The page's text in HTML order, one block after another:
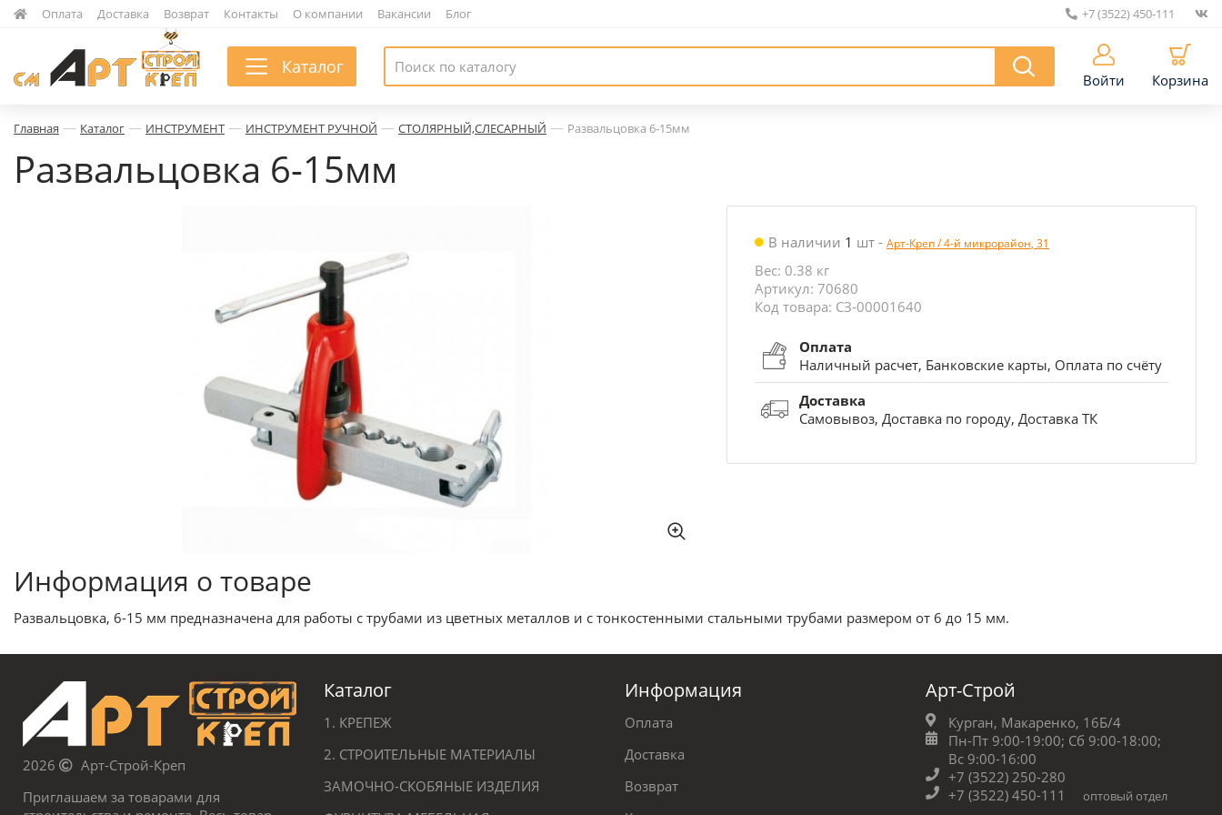
Оплата Доставка Возврат Контакты О компании Вакансии Блог +7 (3522) 450-111
Каталог
Войти Корзина
Главная — Каталог — ИНСТРУМЕНТ — ИНСТРУМЕНТ РУЧНОЙ — СТОЛЯРНЫЙ,СЛЕСАРНЫЙ — Развальцовка 6-15мм
Развальцовка 6-15мм
В наличии 1 шт - Арт-Креп / 4-й микрорайон, 31
Вес: 0.38 кг
Артикул: 70680
Код товара: СЗ-00001640
Оплата
Наличный расчет, Банковские карты, Оплата по счёту
Доставка
Самовывоз, Доставка по городу, Доставка ТК
Информация о товаре
Развальцовка, 6-15 мм предназначена для работы с трубами из цветных металлов и с тонкостенными стальными трубами размером от 6 до 15 мм.
2026
Арт-Строй-Креп
Приглашаем за товарами для
Каталог
1. КРЕПЕЖ
2. СТРОИТЕЛЬНЫЕ МАТЕРИАЛЫ
ЗАМОЧНО-СКОБЯНЫЕ ИЗДЕЛИЯ
Информация
Оплата
Доставка
Возврат
Арт-Строй
Курган, Макаренко, 16Б/4
Пн-Пт 9:00-19:00; Сб 9:00-18:00;
Вс 9:00-16:00
+7 (3522) 250-280
+7 (3522) 450-111
оптовый отдел